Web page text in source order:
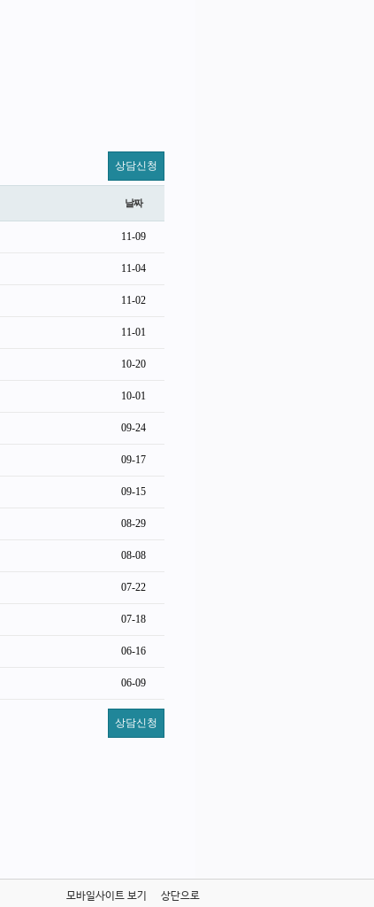
상담신청
날짜
11-09
11-04
11-02
11-01
10-20
10-01
09-24
09-17
09-15
08-29
08-08
07-22
07-18
06-16
06-09
상담신청
상단으로
모바일사이트 보기